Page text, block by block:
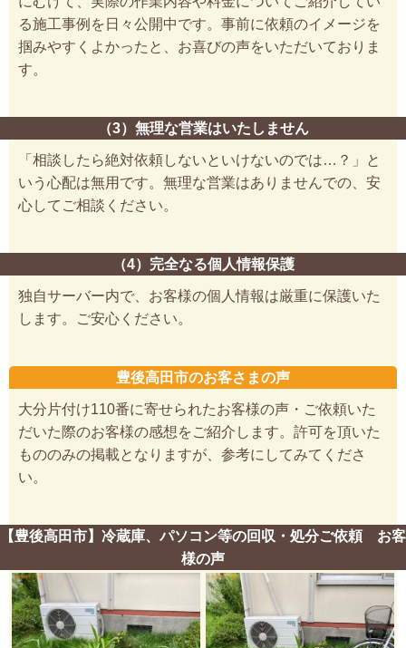
る施工事例を日々公開中です。事前に依頼のイメージを
掴みやすくよかったと、お喜びの声をいただいておりま
す。
（3）無理な営業はいたしません
「相談したら絶対依頼しないといけないのでは…？」と
いう心配は無用です。無理な営業はありませんでの、安
心してご相談ください。
（4）完全なる個人情報保護
独自サーバー内で、お客様の個人情報は厳重に保護いた
します。ご安心ください。
豊後高田市のお客さまの声
大分片付け110番に寄せられたお客様の声・ご依頼いた
だいた際のお客様の感想をご紹介します。許可を頂いた
もののみの掲載となりますが、参考にしてみてくださ
い。
【豊後高田市】冷蔵庫、パソコン等の回収・処分ご依頼 お客
様の声